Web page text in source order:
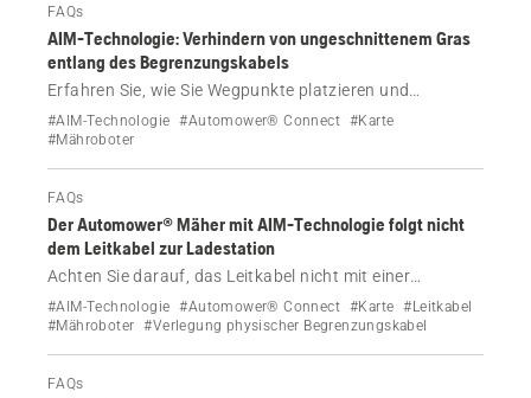
FAQs
AIM-Technologie: Verhindern von ungeschnittenem Gras
entlang des Begrenzungskabels
Erfahren Sie, wie Sie Wegpunkte platzieren und
Begrenzungen für den Arbeitsbereich mithilfe der AIM-
Technologie in Ihrer Begrenzungskabel-Installation
vermeiden.
#AIM-Technologie #Automower® Connect #Karte
#Mähroboter
FAQs
Der Automower® Mäher mit AIM-Technologie folgt nicht
dem Leitkabel zur Ladestation
Achten Sie darauf, das Leitkabel nicht mit einer
temporären Sperrzone zu blockieren, wenn Sie die AIM-
Technologie verwenden.
#AIM-Technologie #Automower® Connect #Karte
#Leitkabel
#Mähroboter
#Verlegung physischer Begrenzungskabel
FAQs